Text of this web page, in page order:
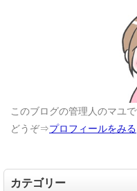
このブログの管理人のマユ
どうぞ⇒プロフィールをみる
カテゴリー